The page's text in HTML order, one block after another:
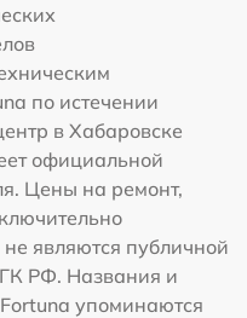
по истечении
в Хабаровске
официальной
Цены на ремонт,
являются публичной
ГК РФ. Названия и
упоминаются